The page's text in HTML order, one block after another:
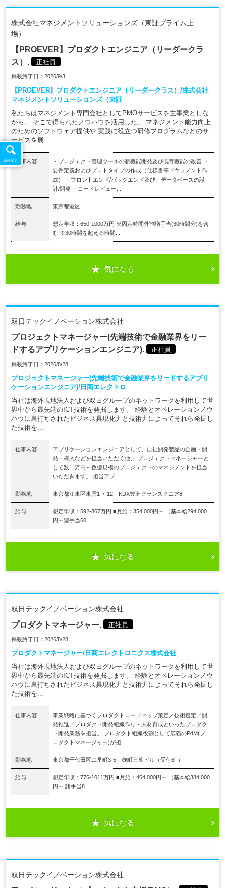
株式会社マネジメントソリューションズ（東証プライム上
場）
【PROEVER】プロダクトエンジニア（リーダークラ
ス）.
正社員
掲載終了日：2026/9/3
【PROEVER】プロダクトエンジニア（リーダークラス）/株式会社
マネジメントソリューションズ（東証
私たちはマネジメント専門会社としてPMOサービスを主事業としな
がら、 そこで得られたノウハウを活用した、 マネジメント能力向上
のためのソフトウェア提供や 実践に役立つ研修プログラムなどのサ
ービスを展...
仕事内容
・プロジェクト管理ツールの新機能開発及び既存機能の改善 ・
要件定義およびプロトタイプの作成（仕様書等ドキュメント作
成） ・フロントエンド/バックエンド及び、データベースの設
計/開発 ・コードレビュー...
勤務地 東京都港区
給与
想定年収：650-1000万円 ※固定時間外割増手当(30時間分)を含
む ※30時間を超える時間...
気になる
双日テックイノベーション株式会社
プロジェクトマネージャー(先端技術で金融業界をリー
ドするアプリケーションエンジニア).
正社員
掲載終了日：2026/8/28
プロジェクトマネージャー(先端技術で金融業界をリードするアプリ
ケーションエンジニア)/日商エレクトロ
当社は海外現地法人および双日グループのネットワークを利用して世
界中から最先端のICT技術を発掘します。 経験とオペレーションノウ
ハウに裏打ちされたビジネス具現化力と技術力によってそれら発掘し
た技術を...
仕事内容
アプリケーションエンジニアとして、自社開発製品の企画・開
発・導入などを担当いただく他、 プロジェクトマネージャーと
して数千万円～数億規模のプロジェクトのマネジメントを担当
いただきます。 担当アプ...
勤務地 東京都江東区東雲1-7-12 KDX豊洲グランスクエア8F
給与
想定年収：592-867万円 ■月給：354,000円～ （基本給294,000
円～諸手当60,...
気になる
双日テックイノベーション株式会社
プロダクトマネージャー. 正社員
掲載終了日：2026/8/28
プロダクトマネージャー/日商エレクトロニクス株式会社
当社は海外現地法人および双日グループのネットワークを利用して世
界中から最先端のICT技術を発掘します。 経験とオペレーションノウ
ハウに裏打ちされたビジネス具現化力と技術力によってそれら発掘し
た技術を...
仕事内容
事業戦略に基づくプロダクトロードマップ策定／技術選定／開
発推進／プロダクト開発組織作り・人材育成といったプロダク
ト開発業務を担当。 プロダクト組織役割として広義のPdM(プ
ロダクトマネージャー)が担...
勤務地 東京都千代田区二番町3-5 麹町三葉ビル（受付6F）
給与
想定年収：776-1011万円 ■月給：464,000円～ （基本給384,000
円～ 諸手当8...
気になる
双日テックイノベーション株式会社
条件変更